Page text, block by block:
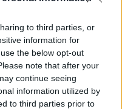
to third parties, or
information for
the below opt-out
note that after your
continue seeing
information utilized by
to third parties prior to
κακοσχεδιασμένα
της
που έχουν επιβάλει
εφαρμόζονται στη
η Ομοσπονδία θα